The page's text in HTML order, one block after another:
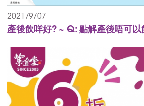
2021/9/07
產後飲咩好? ~ Q: 點解產後唔可以